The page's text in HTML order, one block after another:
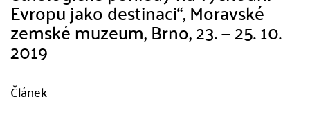
Evropu jako destinaci“, Moravské
zemské muzeum, Brno, 23. — 25. 10.
2019
Článek